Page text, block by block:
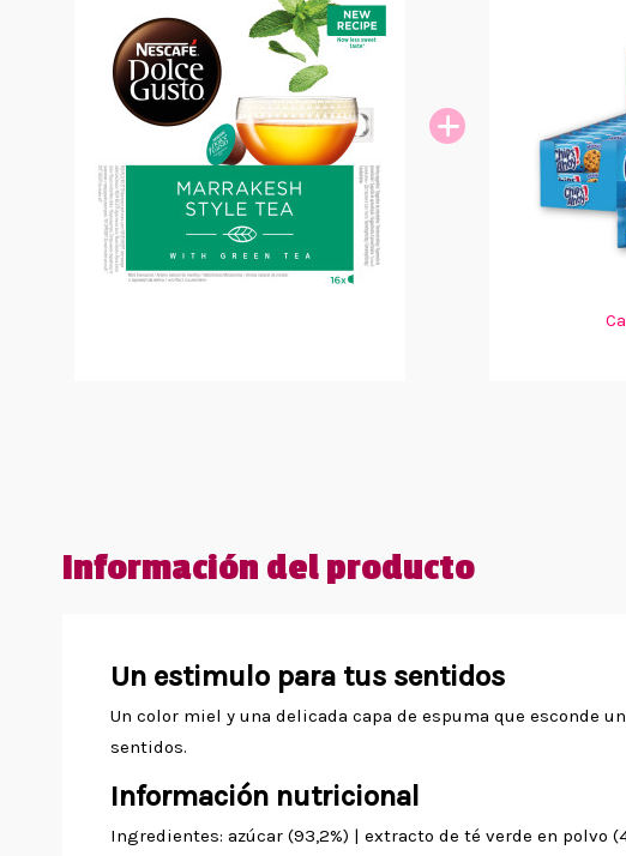
Información del producto
Un estimulo para tus sentidos
Un color miel y una delicada capa de espuma que esconde
sentidos.
Información nutricional
Ingredientes: azúcar (93,2%) | extracto de té verde en polvo